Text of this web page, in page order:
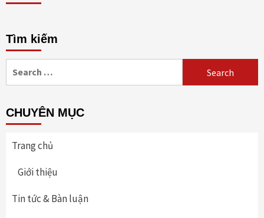
Tìm kiếm
CHUYÊN MỤC
Trang chủ
Giới thiệu
Tin tức & Bàn luận